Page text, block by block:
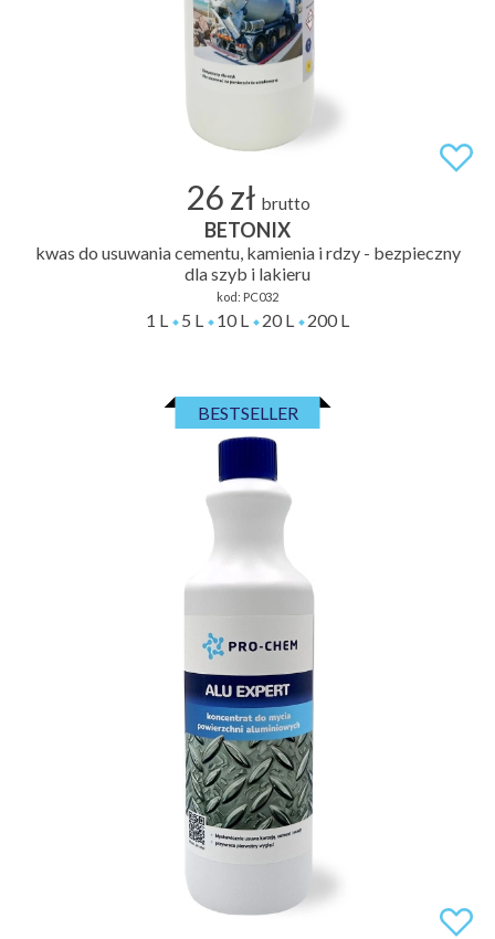
26 zł brutto
BETONIX
kwas do usuwania cementu, kamienia i rdzy - bezpieczny
dla szyb i lakieru
kod: PC032
1 L 5 L 10 L 20 L 200 L
BESTSELLER